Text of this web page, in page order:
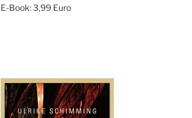
E-Book: 3,99 Euro